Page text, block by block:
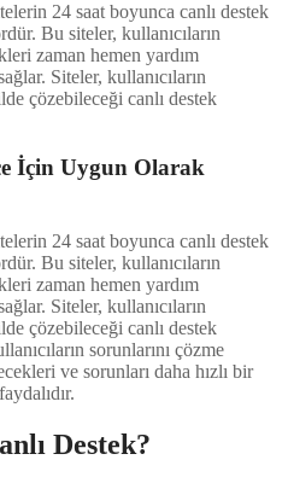
24 saat boyunca canlı destek
Bu siteler, kullanıcıların
zaman hemen yardım
Siteler, kullanıcıların
çözebileceği canlı destek
İçin Uygun Olarak
24 saat boyunca canlı destek
Bu siteler, kullanıcıların
zaman hemen yardım
Siteler, kullanıcıların
çözebileceği canlı destek
sorunlarını çözme
ve sorunları daha hızlı bir
Destek?